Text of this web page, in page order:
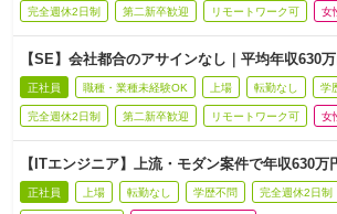
完全週休2日制 第二新卒歓迎 リモートワーク可 女
【SE】会社都合のアサインなし｜平均年収630万
正社員 職種・業種未経験OK 上場 転勤なし 学
完全週休2日制 第二新卒歓迎 リモートワーク可 女
【ITエンジニア】上流・モダン案件で年収630
正社員 上場 転勤なし 学歴不問 完全週休2日制